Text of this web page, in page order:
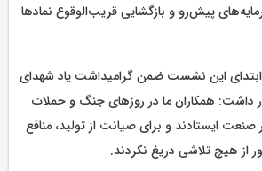
پیش‌رو و بازگشایی قریب‌الوقوع نمادها
این نشست ضمن گرامیداشت یاد شهدای
داشت: همکاران ما در روزهای جنگ و حملات
صنعت ایستادند و برای صیانت از تولید، منافع
از هیچ تلاشی دریغ نکردند.